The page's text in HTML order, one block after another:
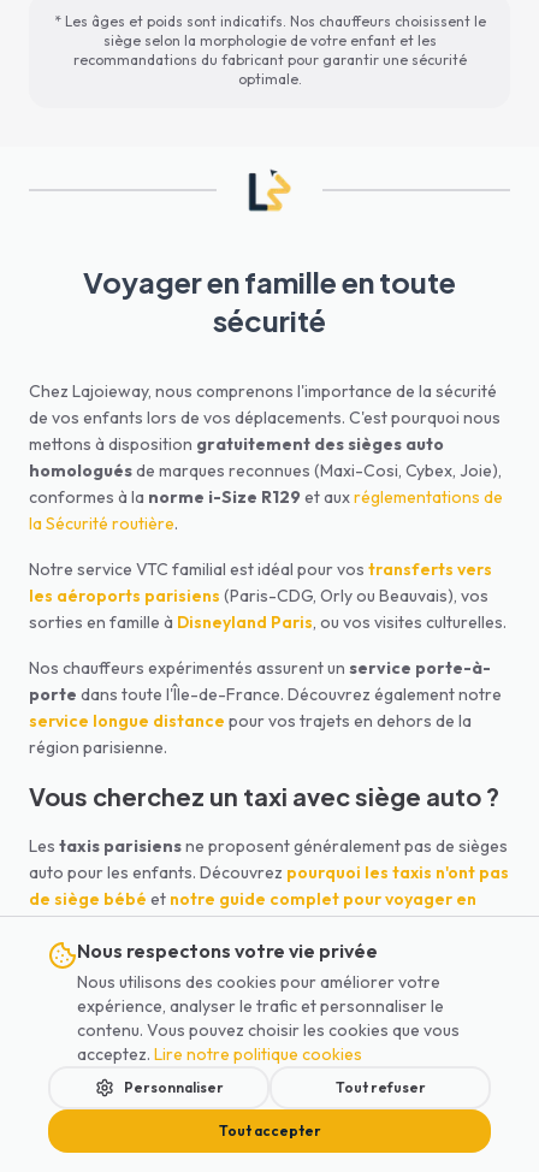
* Les âges et poids sont indicatifs. Nos chauffeurs choisissent le
siège selon la morphologie de votre enfant et les
recommandations du fabricant pour garantir une sécurité
optimale.
Voyager en famille en toute
sécurité
Chez Lajoieway, nous comprenons l'importance de la sécurité
de vos enfants lors de vos déplacements. C'est pourquoi nous
mettons à disposition gratuitement des sièges auto
homologuésde marques reconnues (Maxi-Cosi, Cybex, Joie),
conformes à la norme i-Size R129 et auxréglementations de
la Sécurité routière.
Notre service VTC familial est idéal pour vos transferts vers
les aéroports parisiens (Paris-CDG, Orly ou Beauvais), vos
sorties en famille à Disneyland Paris , ou vos visites culturelles.
Nos chauffeurs expérimentés assurent un service porte-à-
porte dans toute l'Île-de-France. Découvrez également notre
service longue distance pour vos trajets en dehors de la
région parisienne.
Vous cherchez un taxi avec siège auto ?
Les taxis parisiensne proposent généralement pas de sièges
auto pour les enfants. Découvrez pourquoi les taxis n'ont pas
de siège bébé et notre guide complet pour voyager en
idéale: nos véhicules sont systématiquement équipés de
sièges bébé, sièges enfant et rehausseurs,sans supplément
Comparez les options dans notrecomparatif VTC vs Taxi vs
Uber ne propose pas de siège auto :
quelle alternative ?
Nous respectons votre vie privée
Nous utilisons des cookies pour améliorer votre
expérience, analyser le trafic et personnaliser le
contenu. Vous pouvez choisir les cookies que vous
acceptez. Lire notre politique cookies
Personnaliser Tout refuser
Tout accepter